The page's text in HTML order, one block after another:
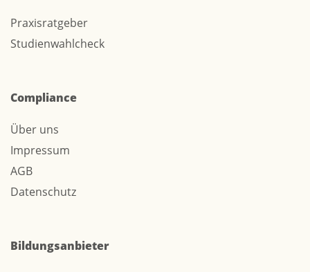
Praxisratgeber
Studienwahlcheck
Compliance
Über uns
Impressum
AGB
Datenschutz
Bildungsanbieter